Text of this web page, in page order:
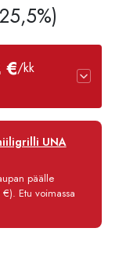
€/kk
12 kk
3,90 €/kk
1 473,80 €
UNA
päälle
Etu voimassa